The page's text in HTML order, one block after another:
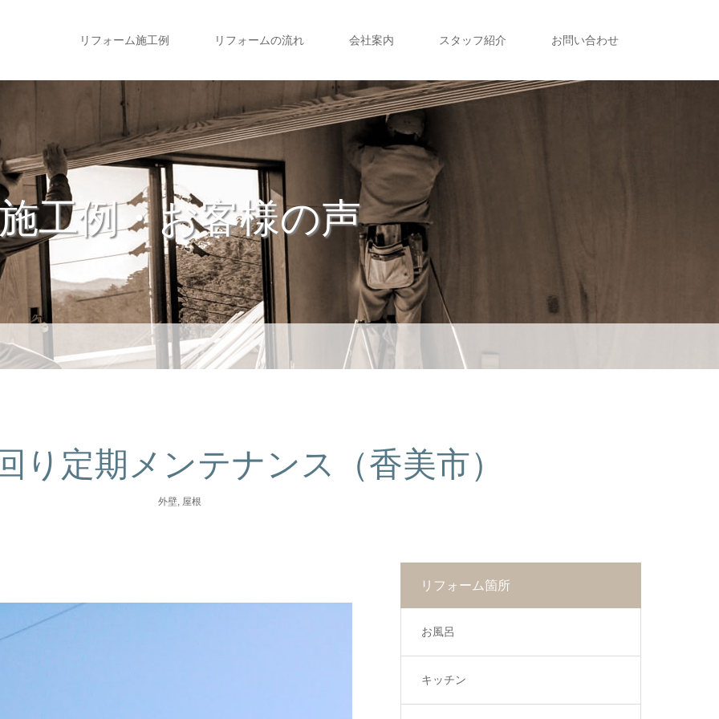
リフォーム施工例 リフォームの流れ 会社案内 スタッフ紹介 お問い合わせ
工例・お客様の声
り定期メンテナンス（香美市）
外壁, 屋根
リフォーム箇所
お風呂
キッチン